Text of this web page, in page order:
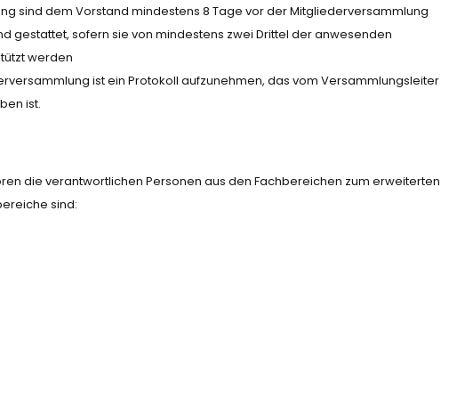
sind dem Vorstand mindestens 8 Tage vor der Mitgliederversammlung
gestattet, sofern sie von mindestens zwei Drittel der anwesenden
werden
ist ein Protokoll aufzunehmen, das vom Versammlungsleiter
ist.
die verantwortlichen Personen aus den Fachbereichen zum erweiterten
sind: